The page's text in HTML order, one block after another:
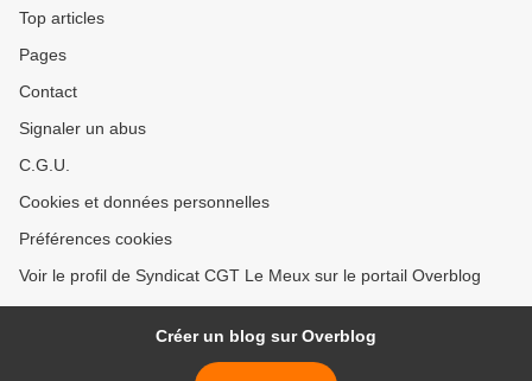
Top articles
Pages
Contact
Signaler un abus
C.G.U.
Cookies et données personnelles
Préférences cookies
Voir le profil de Syndicat CGT Le Meux sur le portail Overblog
Créer un blog sur Overblog